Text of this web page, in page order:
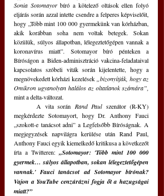
Sonia Sotomayor bíró a kötelező oltások ellen folyó
eljárás során azzal intette csendre a felperes képviselőit,
hogy „Több mint 100 000 gyermekünk van kórházban,
akik korábban soha nem voltak betegek. Sokan
közülük, súlyos állapotban, lélegeztetőgépen vannak a
koronavírus miatt”. Sotomayor bíró pénteken a
Bíróságon a Biden-adminisztráció vakcina-feladataival
kapcsolatos szóbeli viták során kijelentette, hogy a
megnövekedett kórházi kezelések
„bizonyítják, hogy az
Omikron ugyanolyan halálos az oltatlanok számára”,
mint a delta-változat.
	A vita során
Rand Paul szenátor (R-KY)
megkérdezte Sotomayort, hogy Dr. Anthony Fauci
„szokott-e tanácsot adni” a Legfelsőbb Bíróságnak. A
megjegyzések napvilágra kerülése után Rand Paul,
Anthony Fauci egyik kiemelkedő kritikusa a következőt
írta a Twitteren: „Sotomayor: 'Több mint 100 000
gyermek… súlyos állapotban, sokan lélegeztetőgépen
vannak.' Fauci tanácsot ad Sotomayor bírónak?
Vajon a YouTube cenzúrázni fogja őt a hazugságai
miatt?”